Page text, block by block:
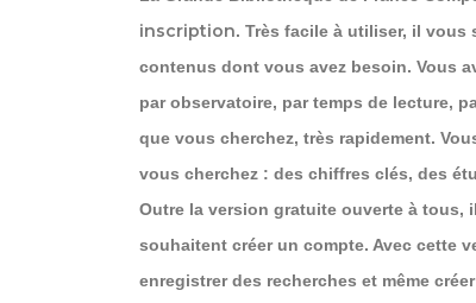
inscription. Très facile à utiliser, il
contenus dont vous avez besoin. Vous
par observatoire, par temps de lecture,
que vous cherchez, très rapidement.
vous cherchez : des chiffres clés, des
Outre la version gratuite ouverte à tous,
souhaitent créer un compte. Avec cette
enregistrer des recherches et même